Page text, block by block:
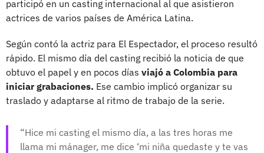
participó en un casting internacional al que asistieron
actrices de varios países de América Latina.
Según contó la actriz para El Espectador, el proceso resultó
rápido. El mismo día del casting recibió la noticia de que
obtuvo el papel y en pocos días viajó a Colombia para
iniciar grabaciones. Ese cambio implicó organizar su
traslado y adaptarse al ritmo de trabajo de la serie.
Hice mi casting el mismo día, a las tres horas me
llama mi mánager, me dice ‘mi niña quedaste y te vas